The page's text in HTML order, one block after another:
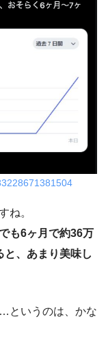
ね。
も6ヶ月で約36万
と、あまり美味し
というのは、かな